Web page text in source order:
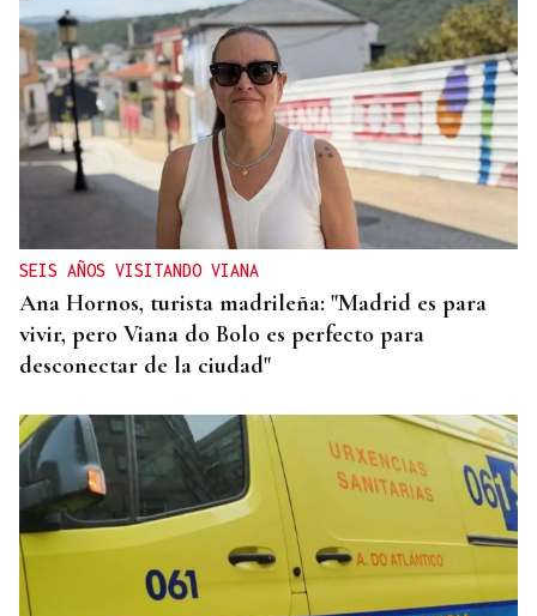
CREACIÓN DE VIVIENDA
2.000 casas vacías en Celanova y solo tres en
SEIS AÑOS VISITANDO VIANA
Ana Hornos, turista madrileña: "Madrid es para
vivir, pero Viana do Bolo es perfecto para
desconectar de la ciudad"